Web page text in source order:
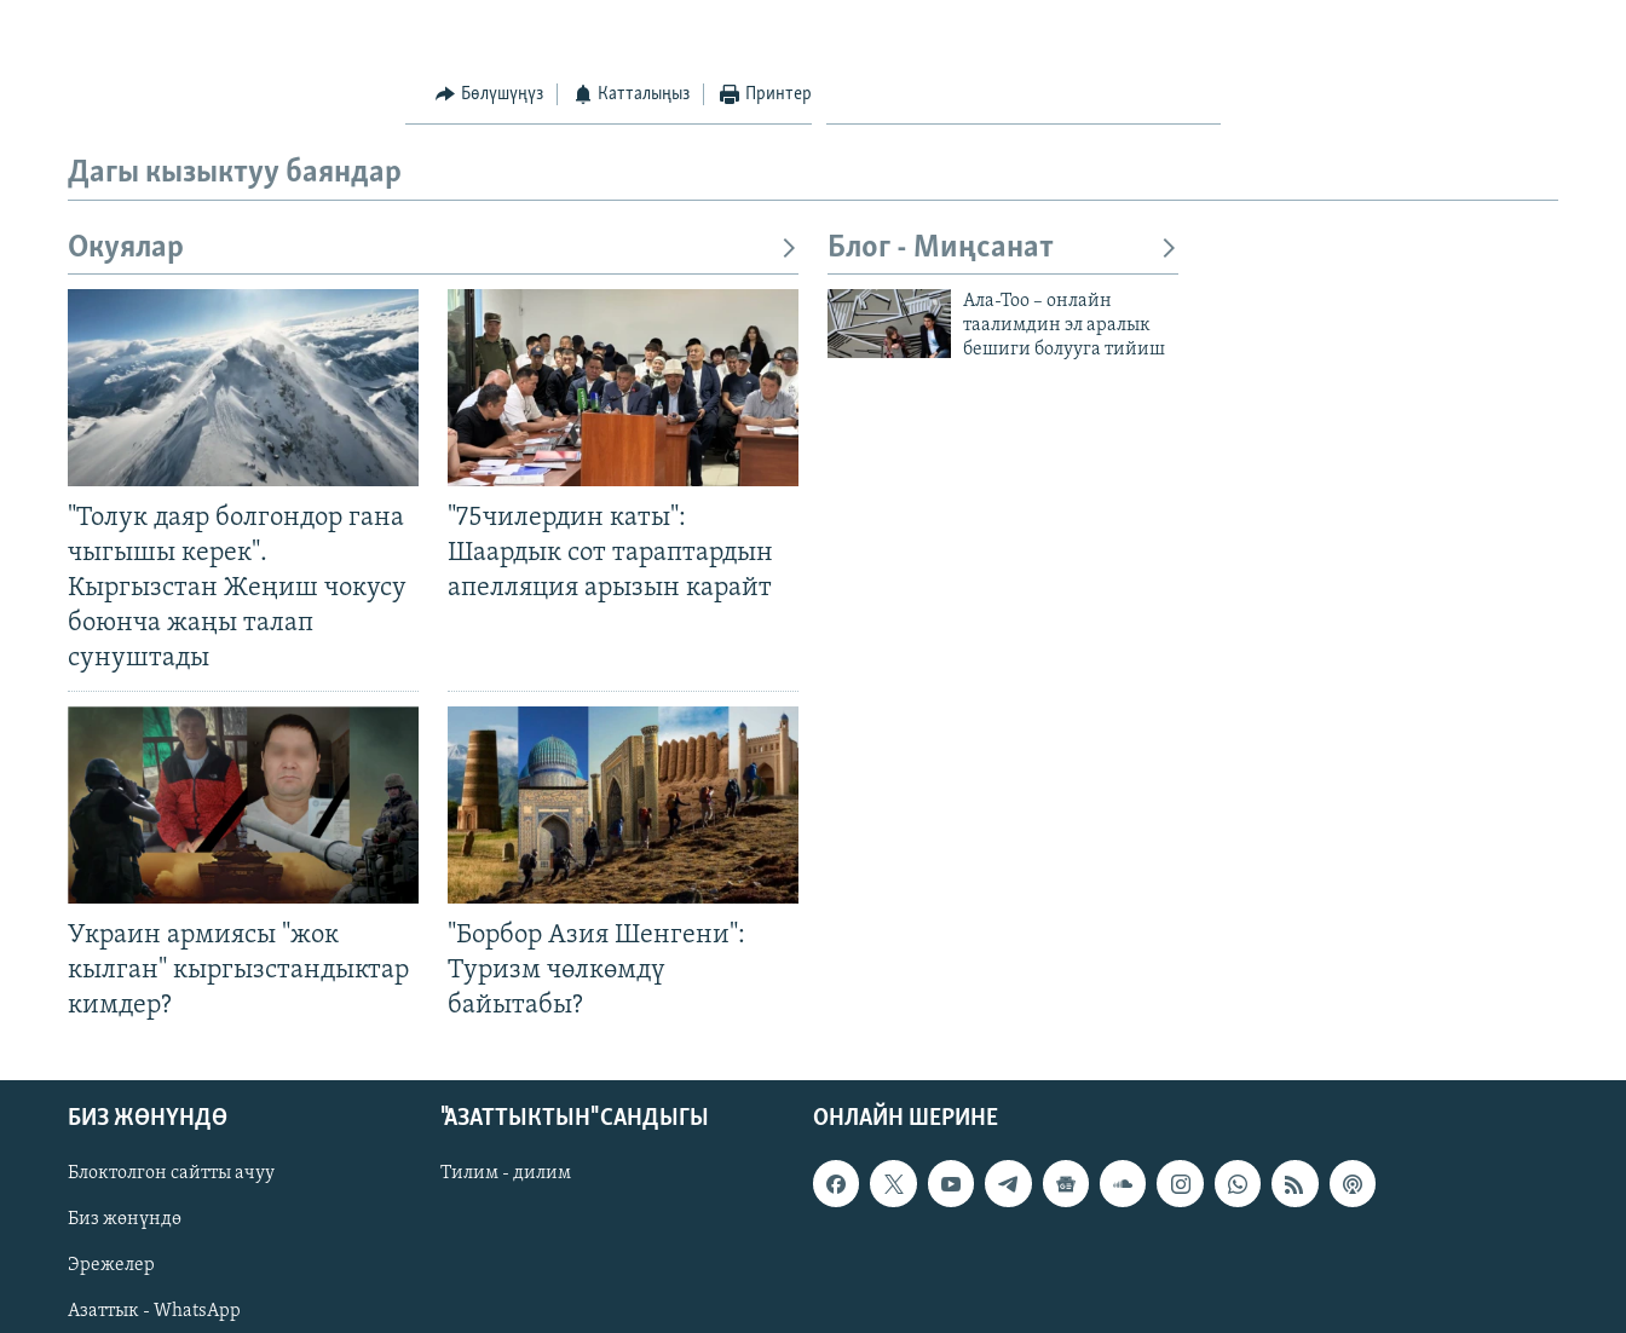
Русский
ОНЛАЙН ШЕРИНЕ
Бөлүшүңүз Катталыңыз Принтер
Дагы кызыктуу баяндар
Окуялар
"Толук даяр болгондор гана
чыгышы керек".
Кыргызстан Жеңиш чокусу
боюнча жаңы талап
сунуштады
"75чилердин каты":
Шаардык сот тараптардын
апелляция арызын карайт
Украин армиясы "жок
кылган" кыргызстандыктар
кимдер?
"Борбор Азия Шенгени":
Туризм чөлкөмдү
байытабы?
Блог - Миңсанат
Ала-Тоо – онлайн
таалимдин эл аралык
бешиги болууга тийиш
ОНЛАЙН ШЕРИНЕ
БИЗ ЖӨНҮНДӨ
Блоктолгон сайтты ачуу
Биз жөнүндө
Эрежелер
Азаттык - WhatsApp
"АЗАТТЫКТЫН" САНДЫГЫ
Тилим - дилим